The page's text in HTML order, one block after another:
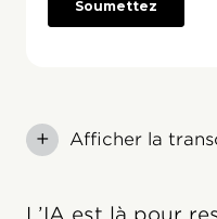
+ Afficher la
L’IA est là pour